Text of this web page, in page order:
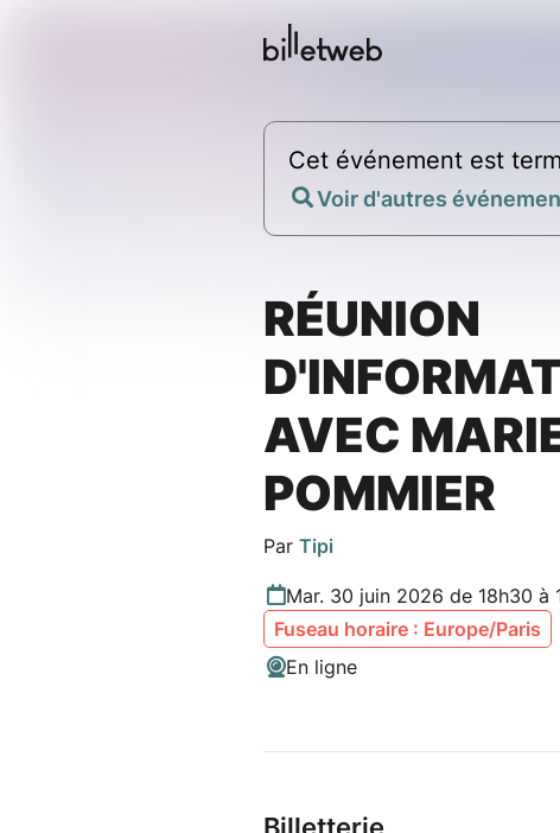
Cet événement est
Voir d'autres
RÉUNION
AVEC
POMMIER
Par Tipi
Mar. 30 juin 2026 de 18h30 à
Fuseau horaire : Europe/Paris
En ligne